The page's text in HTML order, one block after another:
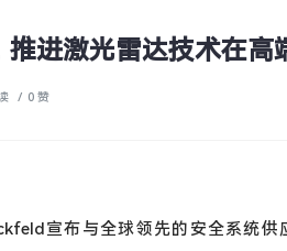
进激光雷达技术在高
/ 0 赞
宣布与全球领先的安全系统供